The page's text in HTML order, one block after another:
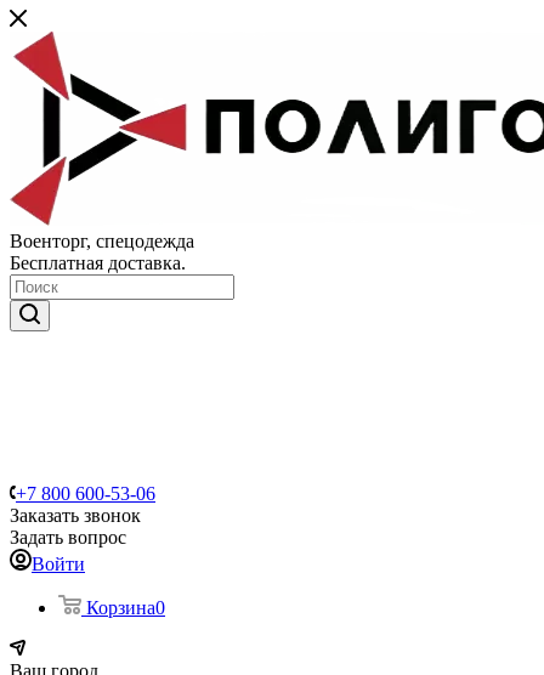
Военторг, спецодежда
Бесплатная доставка.
+7 800 600-53-06
Заказать звонок
Задать вопрос
Войти
Корзина0
Ваш город